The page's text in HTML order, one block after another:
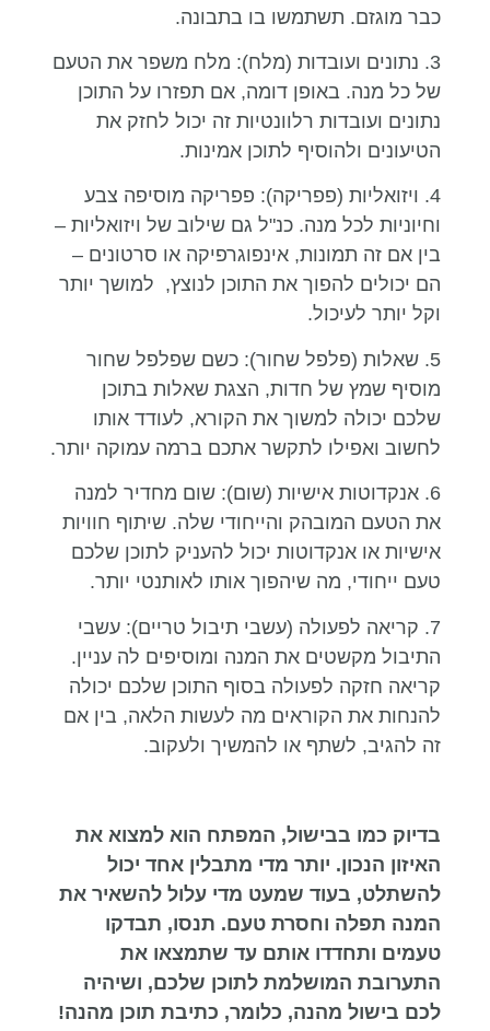
כבר מוגזם. תשתמשו בו בתבונה.
3. נתונים ועובדות (מלח): מלח משפר את הטעם
של כל מנה. באופן דומה, אם תפזרו על התוכן
נתונים ועובדות רלוונטיות זה יכול לחזק את
הטיעונים ולהוסיף לתוכן אמינות.
4. ויזואליות (פפריקה): פפריקה מוסיפה צבע
וחיוניות לכל מנה. כנ"ל גם שילוב של ויזואליות –
בין אם זה תמונות, אינפוגרפיקה או סרטונים –
הם יכולים להפוך את התוכן לנוצץ, למושך יותר
וקל יותר לעיכול.
5. שאלות (פלפל שחור): כשם שפלפל שחור
מוסיף שמץ של חדות, הצגת שאלות בתוכן
שלכם יכולה למשוך את הקורא, לעודד אותו
לחשוב ואפילו לתקשר אתכם ברמה עמוקה יותר.
6. אנקדוטות אישיות (שום): שום מחדיר למנה
את הטעם המובהק והייחודי שלה. שיתוף חוויות
אישיות או אנקדוטות יכול להעניק לתוכן שלכם
טעם ייחודי, מה שיהפוך אותו לאותנטי יותר.
7. קריאה לפעולה (עשבי תיבול טריים): עשבי
התיבול מקשטים את המנה ומוסיפים לה עניין.
קריאה חזקה לפעולה בסוף התוכן שלכם יכולה
להנחות את הקוראים מה לעשות הלאה, בין אם
זה להגיב, לשתף או להמשיך ולעקוב.
בדיוק כמו בבישול, המפתח הוא למצוא את
האיזון הנכון. יותר מדי מתבלין אחד יכול
להשתלט, בעוד שמעט מדי עלול להשאיר את
המנה תפלה וחסרת טעם. תנסו, תבדקו
טעמים ותחדדו אותם עד שתמצאו את
התערובת המושלמת לתוכן שלכם, ושיהיה
לכם בישול מהנה, כלומר, כתיבת תוכן מהנה!